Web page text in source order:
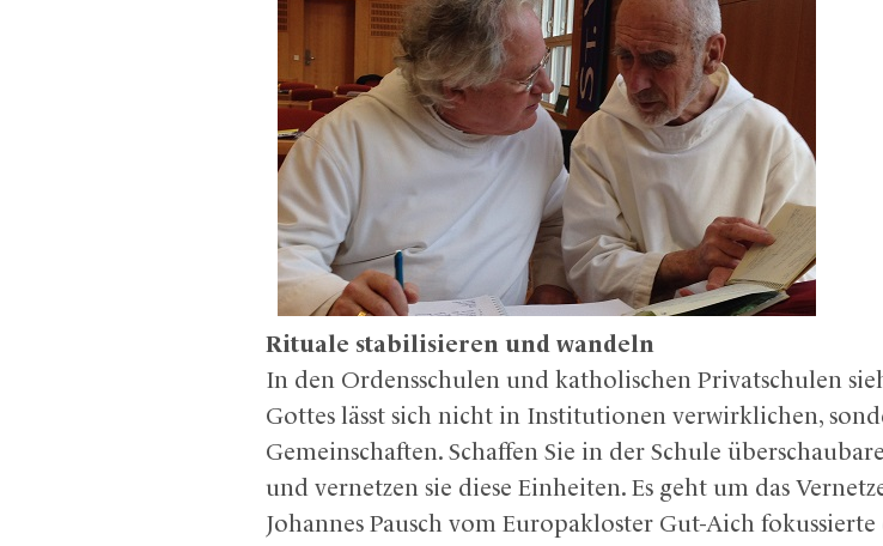
Rituale stabilisieren und wandeln
In den Ordensschulen und katholischen Privatschulen
Gottes lässt sich nicht in Institutionen verwirklichen,
Gemeinschaften. Schaffen Sie in der Schule
und vernetzen sie diese Einheiten. Es geht um das
Johannes Pausch vom Europakloster Gut-Aich